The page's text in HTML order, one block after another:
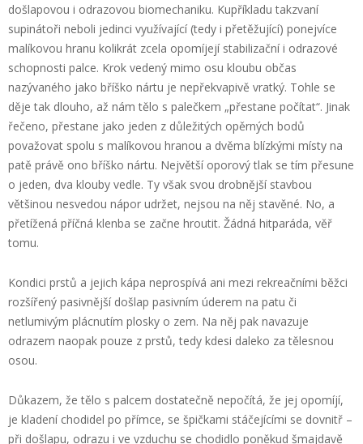
došlapovou i odrazovou biomechaniku. Kupříkladu takzvaní
supinátoři neboli jedinci využívající (tedy i přetěžující) ponejvíce
malíkovou hranu kolikrát zcela opomíjejí stabilizační i odrazové
schopnosti palce. Krok vedený mimo osu kloubu občas
nazývaného jako bříško nártu je nepřekvapivě vratký. Tohle se
děje tak dlouho, až nám tělo s palečkem „přestane počítat“. Jinak
řečeno, přestane jako jeden z důležitých opěrných bodů
považovat spolu s malíkovou hranou a dvěma blízkými místy na
patě právě ono bříško nártu. Největší oporový tlak se tím přesune
o jeden, dva klouby vedle. Ty však svou drobnější stavbou
většinou nesvedou nápor udržet, nejsou na něj stavěné. No, a
přetížená příčná klenba se začne hroutit. Žádná hitparáda, věř
tomu.
Kondici prstů a jejich kápa neprospívá ani mezi rekreačními běžci
rozšířený pasivnější došlap pasivním úderem na patu či
netlumivým plácnutím plosky o zem. Na něj pak navazuje
odrazem naopak pouze z prstů, tedy kdesi daleko za tělesnou
osou.
Důkazem, že tělo s palcem dostatečně nepočítá, že jej opomíjí,
je kladení chodidel po přímce, se špičkami stáčejícími se dovnitř –
při došlapu, odrazu i ve vzduchu se chodidlo poněkud šmajdavě